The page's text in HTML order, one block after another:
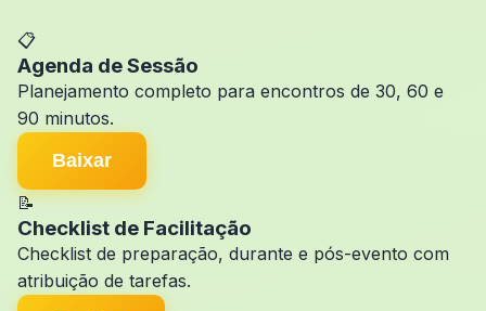
📋
Agenda de Sessão
Planejamento completo para encontros de 30, 60 e
90 minutos.
Baixar
📝
Checklist de Facilitação
Checklist de preparação, durante e pós-evento com
atribuição de tarefas.